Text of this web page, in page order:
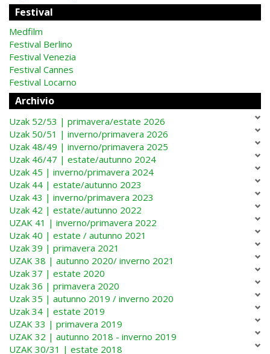
Festival
Medfilm
Festival Berlino
Festival Venezia
Festival Cannes
Festival Locarno
Archivio
Uzak 52/53 | primavera/estate 2026
Uzak 50/51 | inverno/primavera 2026
Uzak 48/49 | inverno/primavera 2025
Uzak 46/47 | estate/autunno 2024
Uzak 45 | inverno/primavera 2024
Uzak 44 | estate/autunno 2023
Uzak 43 | inverno/primavera 2023
Uzak 42 | estate/autunno 2022
UZAK 41 | inverno/primavera 2022
Uzak 40 | estate / autunno 2021
Uzak 39 | primavera 2021
UZAK 38 | autunno 2020/ inverno 2021
Uzak 37 | estate 2020
Uzak 36 | primavera 2020
Uzak 35 | autunno 2019 / inverno 2020
Uzak 34 | estate 2019
UZAK 33 | primavera 2019
UZAK 32 | autunno 2018 - inverno 2019
UZAK 30/31 | estate 2018